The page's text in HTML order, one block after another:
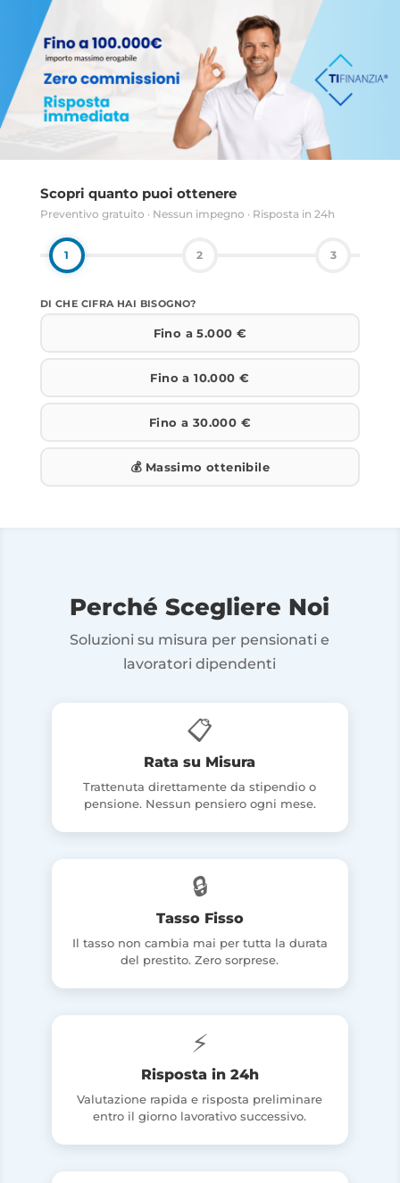
Scopri quanto puoi ottenere
Preventivo gratuito · Nessun impegno · Risposta in 24h
1 2 3
CIFRA
DI CHE CIFRA HAI BISOGNO?
Fino a 5.000 €
Fino a 10.000 €
Fino a 30.000 €
💰 Massimo ottenibile
Perché Scegliere Noi
Soluzioni su misura per pensionati e
lavoratori dipendenti
📋
Rata su Misura
Trattenuta direttamente da stipendio o
pensione. Nessun pensiero ogni mese.
🔒
Tasso Fisso
Il tasso non cambia mai per tutta la durata
del prestito. Zero sorprese.
⚡
Risposta in 24h
Valutazione rapida e risposta preliminare
entro il giorno lavorativo successivo.